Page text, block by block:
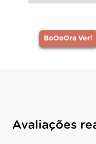
BoOoOra Ver!
Avaliações